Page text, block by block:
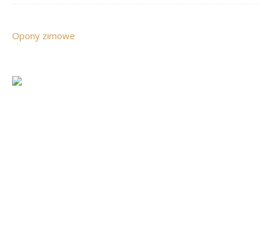
Opony zimowe